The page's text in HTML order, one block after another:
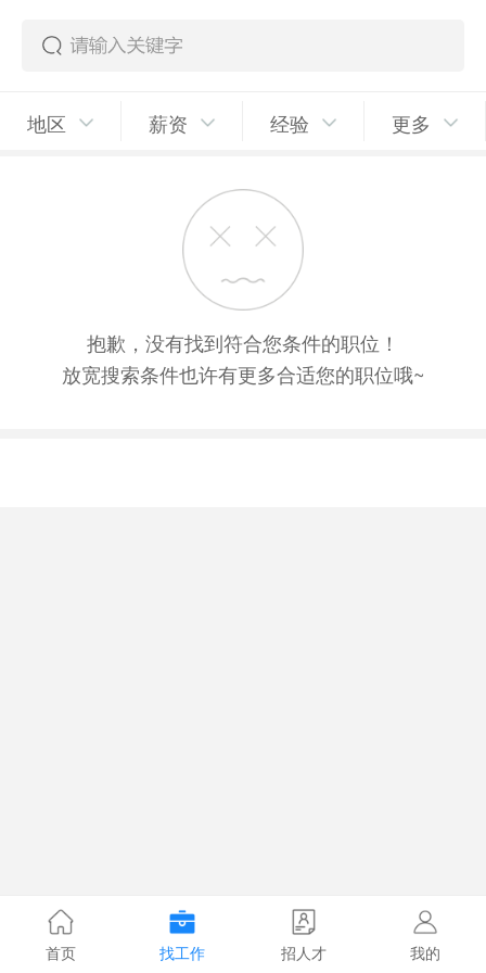
地区 薪资 经验 更多
抱歉，没有找到符合您条件的职位！
放宽搜索条件也许有更多合适您的职位哦~
首页 找工作 招人才 我的